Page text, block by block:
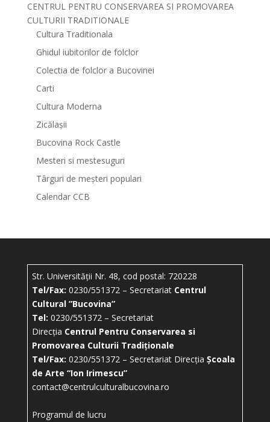
CENTRUL PENTRU CONSERVAREA SI PROMOVAREA
CULTURII TRADITIONALE
Cultura Traditionala
Ghidul iubitorilor de folclor
Colectia de folclor a Bucovinei
Carti
Cultura Moderna
Zicălașii
Bucovina Rock Castle
Mesteri si mestesuguri
Târguri de meșteri populari
Calendar CCB
Str. Universității Nr. 48, cod postal: 720228
Tel/Fax: 0230/551372 – Secretariat Centrul
Cultural ”Bucovina”
Tel: 0230/551372 – Secretariat
Direcția Centrul Pentru Conservarea si
Promovarea Culturii Tradiționale
Tel/Fax: 0230/551372 – Secretariat Direcția Școala
de Arte “Ion Irimescu”
contact@centrulculturalbucovina.ro
Programul de lucru